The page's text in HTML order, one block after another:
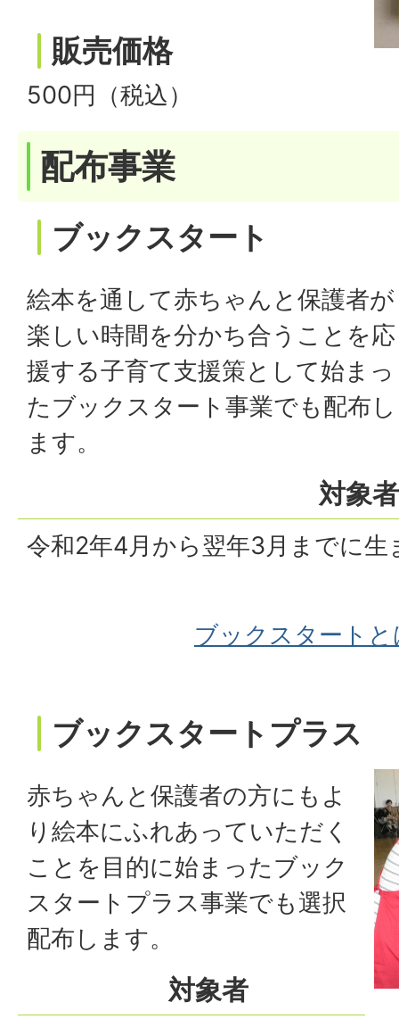
販売価格
500円（税込）
配布事業
ブックスタート
絵本を通して赤ちゃんと保護者が
楽しい時間を分かち合うことを応
援する子育て支援策として始まっ
たブックスタート事業でも配布し
ます。
対象者
令和2年4月から翌年3月までに生
ブックスタート
ブックスタートプラス
赤ちゃんと保護者の方にもよ
り絵本にふれあっていただく
ことを目的に始まったブック
スタートプラス事業でも選択
配布します。
対象者